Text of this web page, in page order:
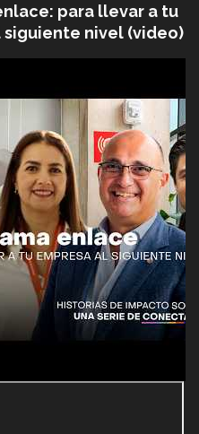
para llevar a tu
siguiente nivel (video)